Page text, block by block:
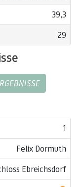
39,3
29
1
Felix Dormuth
Ebreichsdorf